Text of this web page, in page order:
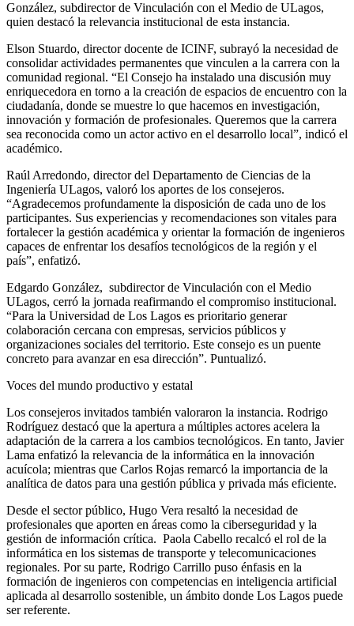
González, subdirector de Vinculación con el Medio de ULagos,
quien destacó la relevancia institucional de esta instancia.
Elson Stuardo, director docente de ICINF, subrayó la necesidad de
consolidar actividades permanentes que vinculen a la carrera con la
comunidad regional. “El Consejo ha instalado una discusión muy
enriquecedora en torno a la creación de espacios de encuentro con la
ciudadanía, donde se muestre lo que hacemos en investigación,
innovación y formación de profesionales. Queremos que la carrera
sea reconocida como un actor activo en el desarrollo local”, indicó el
académico.
Raúl Arredondo, director del Departamento de Ciencias de la
Ingeniería ULagos, valoró los aportes de los consejeros.
“Agradecemos profundamente la disposición de cada uno de los
participantes. Sus experiencias y recomendaciones son vitales para
fortalecer la gestión académica y orientar la formación de ingenieros
capaces de enfrentar los desafíos tecnológicos de la región y el
país”, enfatizó.
Edgardo González, subdirector de Vinculación con el Medio
ULagos, cerró la jornada reafirmando el compromiso institucional.
“Para la Universidad de Los Lagos es prioritario generar
colaboración cercana con empresas, servicios públicos y
organizaciones sociales del territorio. Este consejo es un puente
concreto para avanzar en esa dirección”. Puntualizó.
Voces del mundo productivo y estatal
Los consejeros invitados también valoraron la instancia. Rodrigo
Rodríguez destacó que la apertura a múltiples actores acelera la
adaptación de la carrera a los cambios tecnológicos. En tanto, Javier
Lama enfatizó la relevancia de la informática en la innovación
acuícola; mientras que Carlos Rojas remarcó la importancia de la
analítica de datos para una gestión pública y privada más eficiente.
Desde el sector público, Hugo Vera resaltó la necesidad de
profesionales que aporten en áreas como la ciberseguridad y la
gestión de información crítica. Paola Cabello recalcó el rol de la
informática en los sistemas de transporte y telecomunicaciones
regionales. Por su parte, Rodrigo Carrillo puso énfasis en la
formación de ingenieros con competencias en inteligencia artificial
aplicada al desarrollo sostenible, un ámbito donde Los Lagos puede
ser referente.